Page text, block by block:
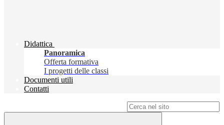
Didattica
Panoramica
Offerta formativa
I progetti delle classi
Documenti utili
Contatti